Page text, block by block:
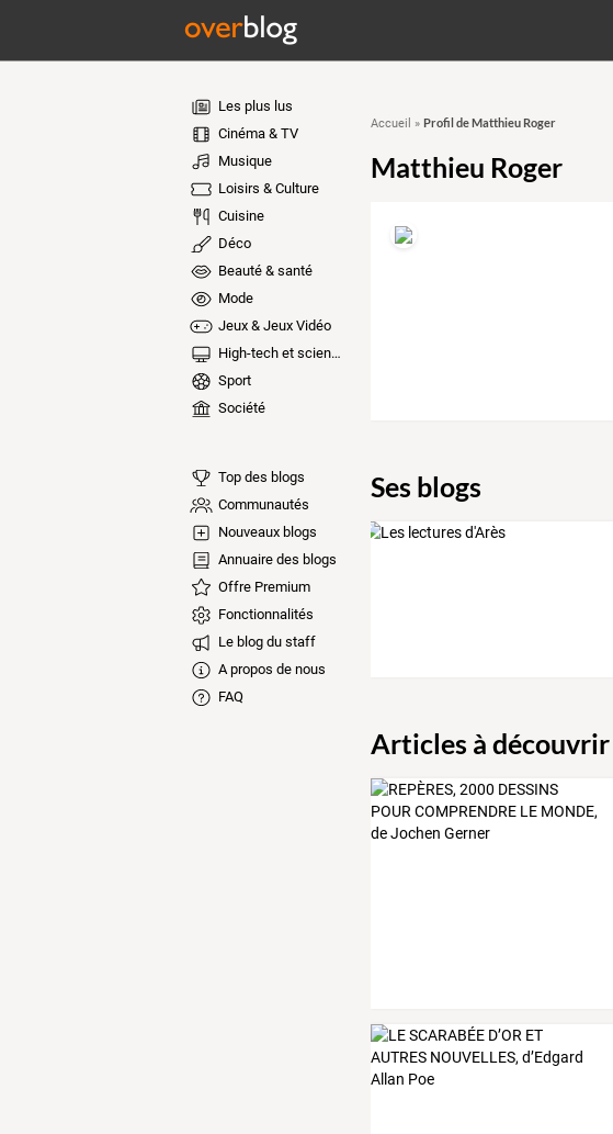
Les plus lus
Cinéma & TV
Musique
Loisirs & Culture
Cuisine
Déco
Beauté & santé
Mode
Jeux & Jeux Vidéo
High-tech et sciences
Sport
Société
Top des blogs
Communautés
Nouveaux blogs
Annuaire des blogs
Offre Premium
Fonctionnalités
Le blog du staff
A propos de nous
FAQ
Accueil » Profil de Matthieu Roger
Matthieu Roger
Ses blogs
Articles à découvrir